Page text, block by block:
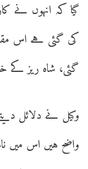
گیا کہ انہوں نے
کی گئی ہے اس
گئی، شاہ ریز کے
وکیل نے دلائل
واضح ہیں اس میں